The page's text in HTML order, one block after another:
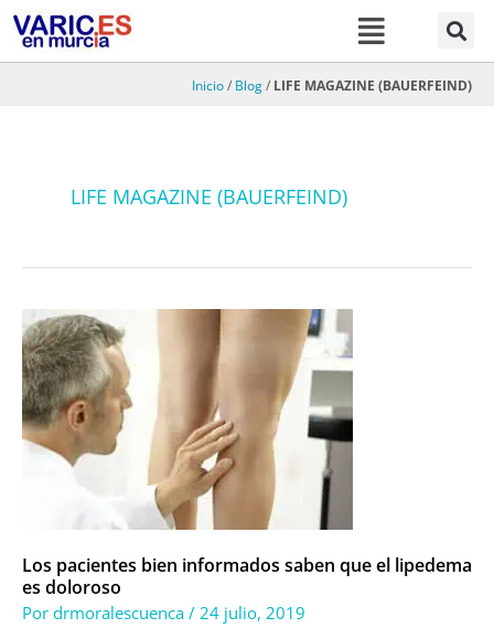
Menú
Inicio/ Blog/ LIFE MAGAZINE (BAUERFEIND)
LIFE MAGAZINE (BAUERFEIND)
Los pacientes bien informados saben que el lipedema
es doloroso
Por drmoralescuenca / 24 julio, 2019
Los
pacientes
bien
informados
saben
lipedema
es
doloroso